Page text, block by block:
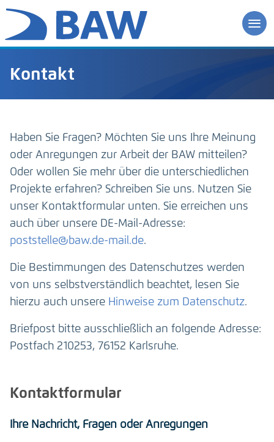
Kontakt
Haben Sie Fragen? Möchten Sie uns Ihre Meinung
oder Anregungen zur Arbeit der BAW mitteilen?
Oder wollen Sie mehr über die unterschiedlichen
Projekte erfahren? Schreiben Sie uns. Nutzen Sie
unser Kontaktformular unten. Sie erreichen uns
auch über unsere DE-Mail-Adresse:
poststelle@baw.de-mail.de.
Die Bestimmungen des Datenschutzes werden
von uns selbstverständlich beachtet, lesen Sie
hierzu auch unsere Hinweise zum Datenschutz.
Briefpost bitte ausschließlich an folgende Adresse:
Postfach 210253, 76152 Karlsruhe.
Kontaktformular
Ihre Nachricht, Fragen oder Anregungen